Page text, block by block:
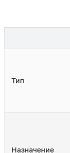
Тип
Назначение